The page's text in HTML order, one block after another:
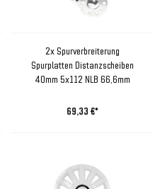
2x Spurverbreiterung
Spurplatten Distanzscheiben
40mm 5x112 NLB 66,6mm
69,33 €*